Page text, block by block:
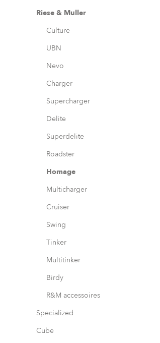
Riese & Muller
Culture
UBN
Nevo
Charger
Supercharger
Delite
Superdelite
Roadster
Homage
Multicharger
Cruiser
Swing
Tinker
Multitinker
Birdy
R&M accessoires
Specialized
Cube